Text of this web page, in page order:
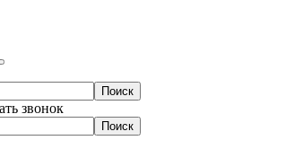
звонок